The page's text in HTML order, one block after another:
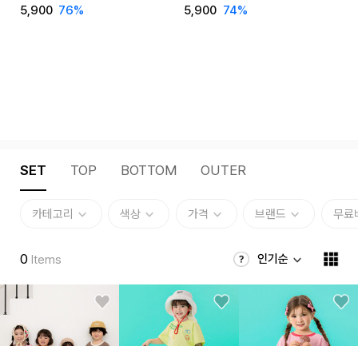
5,900 76%
5,900 74%
SET TOP BOTTOM OUTER
카테고리 색상 가격 브랜드 무료
0 Items 인기순